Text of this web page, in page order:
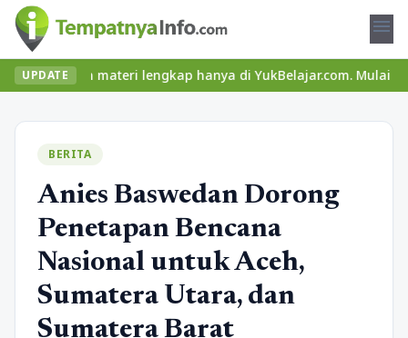
menu
UPDATE
dan materi lengkap hanya di YukBelajar.com. Mulai langkah
BERITA
Anies Baswedan Dorong
Penetapan Bencana
Nasional untuk Aceh,
Sumatera Utara, dan
Sumatera Barat